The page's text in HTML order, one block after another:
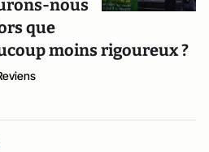
nous
que
moins rigoureux ?